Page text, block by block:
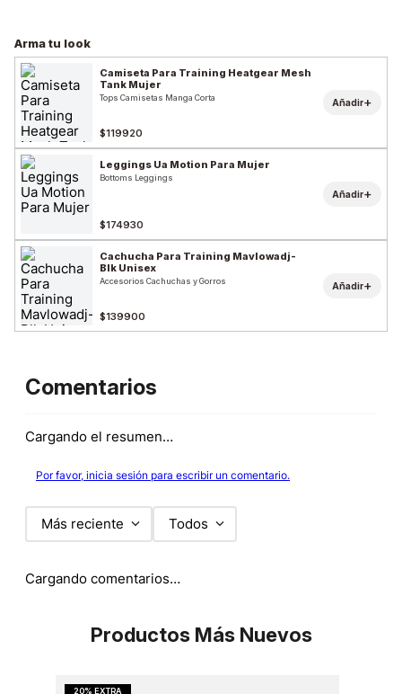
Arma tu look
Camiseta Para Training Heatgear Mesh
Tank Mujer
Tops Camisetas Manga Corta
$119920
Añadir+
Leggings Ua Motion Para Mujer
Bottoms Leggings
$174930
Añadir+
Cachucha Para Training Mavlowadj-
Blk Unisex
Accesorios Cachuchas y Gorros
$139900
Añadir+
Comentarios
Cargando el resumen…
Por favor, inicia sesión para escribir un comentario.
Más reciente Todos
Cargando comentarios…
Productos Más Nuevos